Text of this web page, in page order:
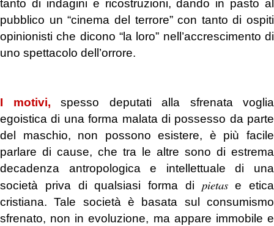
tanto di indagini e ricostruzioni, dando in pasto al
pubblico un “cinema del terrore” con tanto di ospiti
opinionisti che dicono “la loro” nell’accrescimento di
uno spettacolo dell’orrore.
I motivi, spesso deputati alla sfrenata voglia
egoistica di una forma malata di possesso da parte
del maschio, non possono esistere, è più facile
parlare di cause, che tra le altre sono di estrema
decadenza antropologica e intellettuale di una
società priva di qualsiasi forma di pietas e etica
cristiana. Tale società è basata sul consumismo
sfrenato, non in evoluzione, ma appare immobile e